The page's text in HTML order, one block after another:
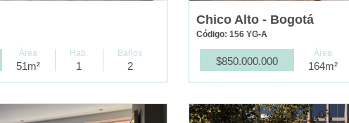
Área
51m²
Hab.
1
Baños
2
Chico Alto - Bogotá
Código: 156 YG-A
$850.000.000
Área
164m²